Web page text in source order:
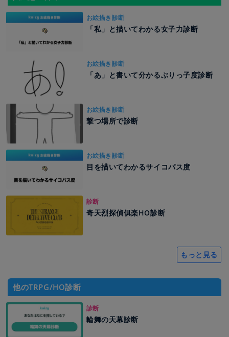
お絵描き診断
「私」と描いてわかる女子力診断
お絵描き診断
「あ」と書いて分かるぶりっ子度診断
お絵描き診断
撃つ場所で診断
お絵描き診断
目を描いてわかるサイコパス度
診断
奇天烈探偵俱楽HO診断
もっと見る
他のTRPG/HO診断
診断
輪舞の天幕診断